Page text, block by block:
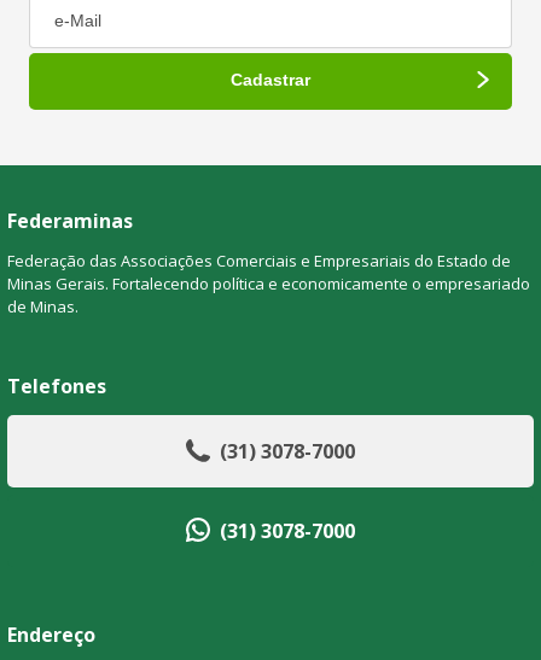
Federaminas
Federação das Associações Comerciais e Empresariais do Estado de
Minas Gerais. Fortalecendo política e economicamente o empresariado
de Minas.
Telefones
(31) 3078-7000
(31) 3078-7000
Endereço